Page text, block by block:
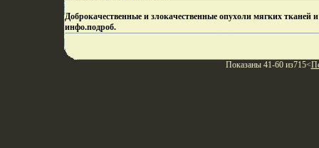
Доброкачественные и злокачественные опухоли мягких тканей
инфо.подроб.
Показаны 41-60 из715<